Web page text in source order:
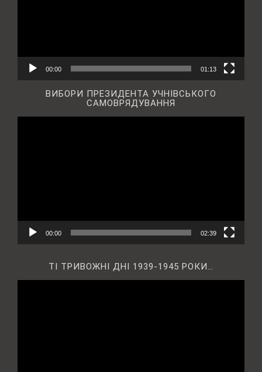
00:00 01:13
ВИБОРИ ПРЕЗИДЕНТА УЧНІВСЬКОГО
САМОВРЯДУВАННЯ
00:00 02:39
ТІ ТРИВОЖНІ ДНІ 1939-1945 РОКИ…